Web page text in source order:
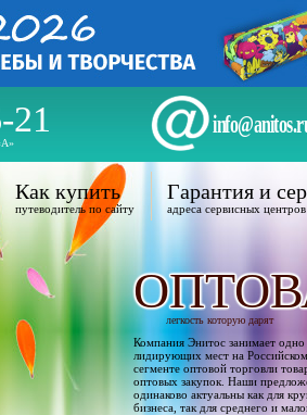
21
Как купить
путеводитель по сайту
Гарантия и
адреса сервисных центров
легкость которую дарят
Компания Энитос занимает одно
лидирующих мест на
сегменте оптовой торговли
оптовых закупок. Наши
одинаково актуальны как для
бизнеса, так для среднего и